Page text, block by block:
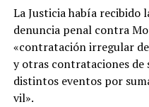
La Justicia había recibido
denuncia penal contra
«contratación irregular
y otras contrataciones de
distintos eventos por
vil».